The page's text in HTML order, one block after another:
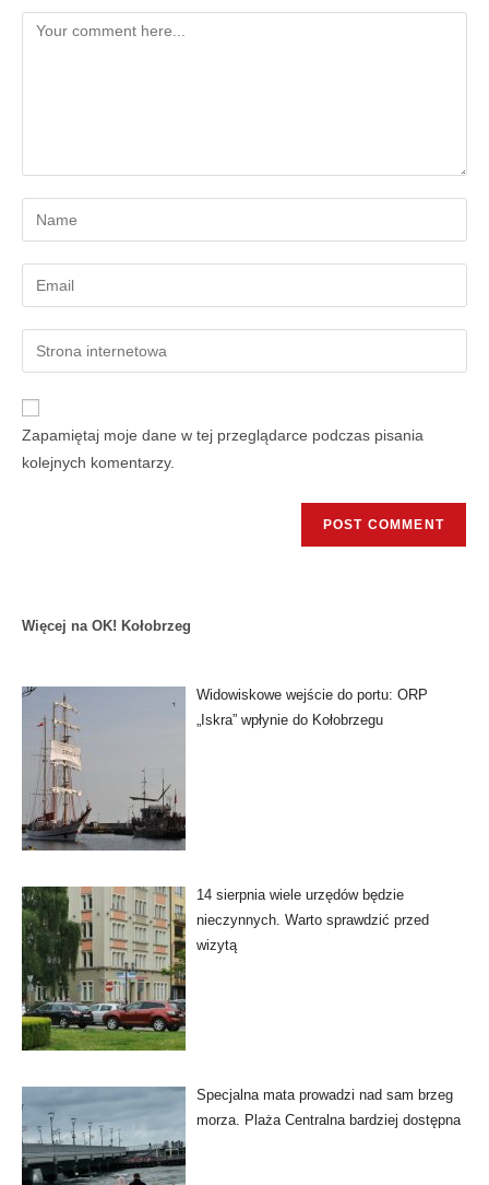
Zapamiętaj moje dane w tej przeglądarce podczas pisania
kolejnych komentarzy.
Więcej na OK! Kołobrzeg
Widowiskowe wejście do portu: ORP
„Iskra” wpłynie do Kołobrzegu
14 sierpnia wiele urzędów będzie
nieczynnych. Warto sprawdzić przed
wizytą
Specjalna mata prowadzi nad sam brzeg
morza. Plaża Centralna bardziej dostępna